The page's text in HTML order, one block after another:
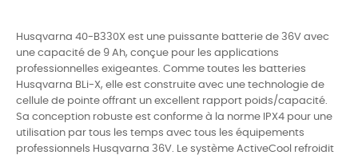
Husqvarna 40-B330X est une puissante batterie de 36V avec
une capacité de 9 Ah, conçue pour les applications
professionnelles exigeantes. Comme toutes les batteries
Husqvarna BLi-X, elle est construite avec une technologie de
cellule de pointe offrant un excellent rapport poids/capacité.
Sa conception robuste est conforme à la norme IPX4 pour une
utilisation par tous les temps avec tous les équipements
professionnels Husqvarna 36V. Le système ActiveCool refroidit